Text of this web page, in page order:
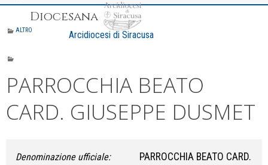
Diocesana
Arcidiocesi di Siracusa
ALTRO
PARROCCHIA BEATO
CARD. GIUSEPPE DUSMET
Denominazione ufficiale:
PARROCCHIA BEATO CARD.